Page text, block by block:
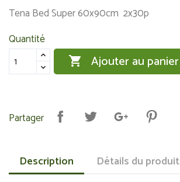
Tena Bed Super 60x90cm 2x30p
Quantité
 Ajouter au panier
Partager
Description Détails du produit